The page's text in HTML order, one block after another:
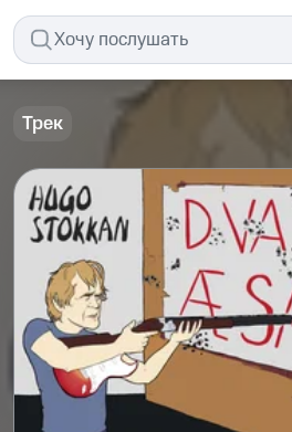
Трек